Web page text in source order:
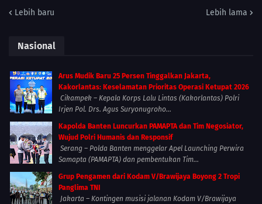
Lebih baru Lebih lama
Nasional
Arus Mudik Baru 25 Persen Tinggalkan Jakarta,
Kakorlantas: Keselamatan Prioritas Operasi Ketupat 2026
Cikampek – Kepala Korps Lalu Lintas (Kakorlantas) Polri
Irjen Pol. Drs. Agus Suryonugroho...
Kapolda Banten Luncurkan PAMAPTA dan Tim Negosiator,
Wujud Polri Humanis dan Responsif
Serang – Polda Banten menggelar Apel Launching Perwira
Samapta (PAMAPTA) dan pembentukan Tim...
Grup Pengamen dari Kodam V/Brawijaya Boyong 2 Tropi
Panglima TNI
Jakarta – Kontingen musisi jalanan Kodam V/Brawijaya